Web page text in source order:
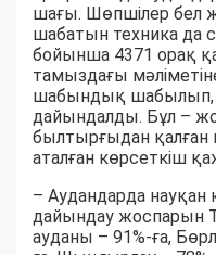
шағы. Шөпшілер бел
шабатын техника да
бойынша 4371 орақ
тамыздағы
шабындық шабылып,
дайындалды. Бұл –
былтырғыдан қалған
аталған көрсеткіш
– Аудандарда науқан
дайындау жоспарын
ауданы – 91%-ға,